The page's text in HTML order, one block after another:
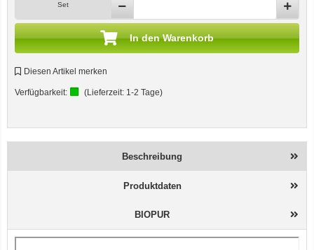
Set
In den Warenkorb
Diesen Artikel merken
Verfügbarkeit: (Lieferzeit: 1-2 Tage)
Beschreibung
Produktdaten
BIOPUR